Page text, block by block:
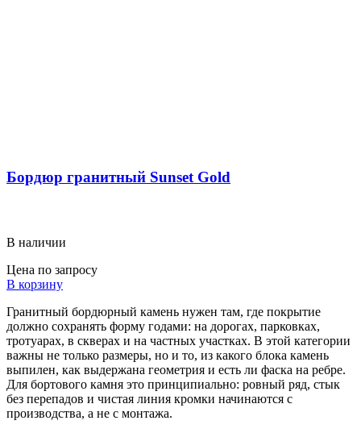
Бордюр гранитный Sunset Gold
В наличии
Цена по запросу
В корзину
Гранитный бордюрный камень нужен там, где покрытие
должно сохранять форму годами: на дорогах, парковках,
тротуарах, в скверах и на частных участках. В этой категории
важны не только размеры, но и то, из какого блока камень
выпилен, как выдержана геометрия и есть ли фаска на ребре.
Для бортового камня это принципиально: ровный ряд, стык
без перепадов и чистая линия кромки начинаются с
производства, а не с монтажа.